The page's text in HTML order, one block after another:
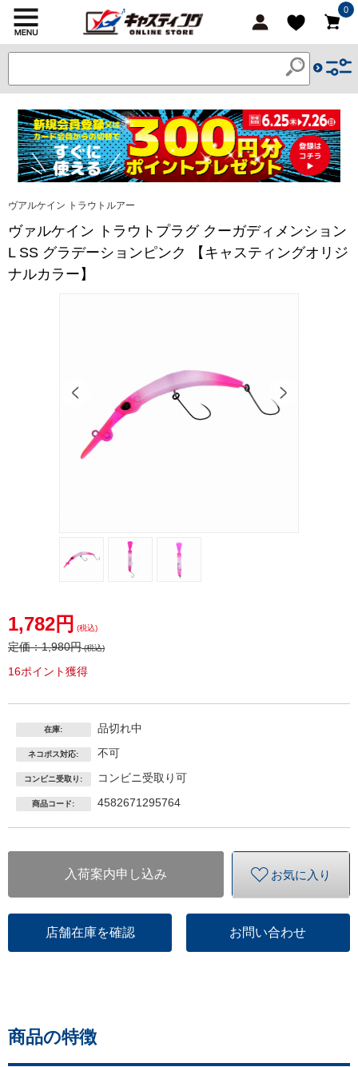
0
ヴアルケイン トラウトルアー
ヴァルケイン トラウトプラグ クーガディメンション
L SS グラデーションピンク 【キャスティングオリジ
ナルカラー】
1,782円 (税込)
定価：1,980円(税込)
16ポイント獲得
在庫: 品切れ中
ネコポス対応: 不可
コンビニ受取り: コンビニ受取り可
商品コード: 4582671295764
入荷案内申し込み お気に入り
店舗在庫を確認 お問い合わせ
商品の特徴